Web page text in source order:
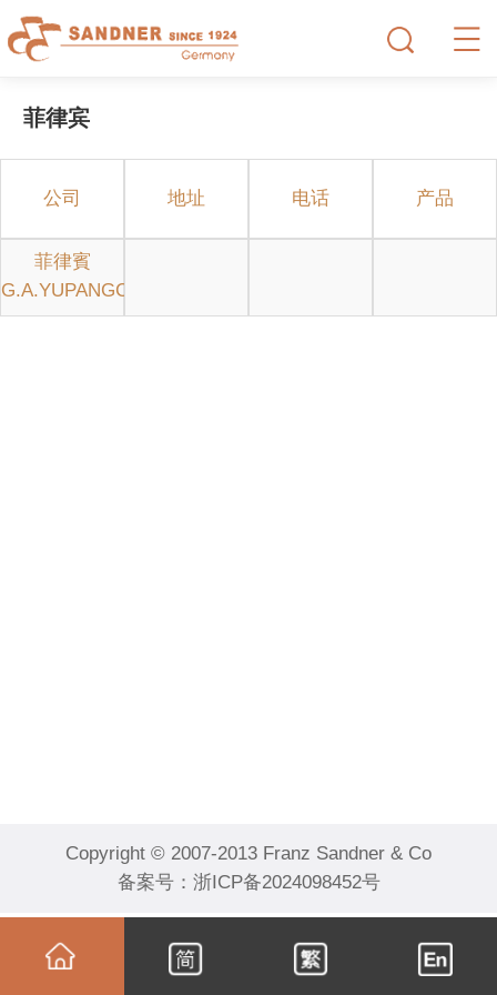
菲律宾
公司 地址 电话 产品
菲律賓
G.A.YUPANGCO
Copyright © 2007-2013 Franz Sandner & Co
备案号： 浙ICP备2024098452号